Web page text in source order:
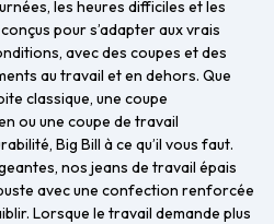
les heures difficiles et les
pour s’adapter aux vrais
avec des coupes et des
au travail et en dehors. Que
classique, une coupe
ou une coupe de travail
Big Bill à ce qu’il vous faut.
nos jeans de travail épais
avec une confection renforcée
Lorsque le travail demande plus